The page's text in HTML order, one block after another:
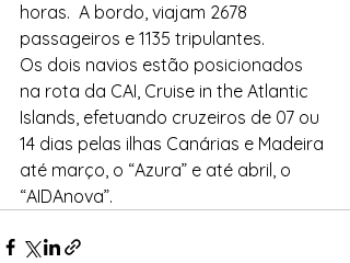
horas.  A bordo, viajam 2678
passageiros e 1135 tripulantes.
Os dois navios estão posicionados
na rota da CAI, Cruise in the Atlantic
Islands, efetuando cruzeiros de 07 ou
14 dias pelas ilhas Canárias e Madeira
até março, o “Azura” e até abril, o
“AIDAnova”.